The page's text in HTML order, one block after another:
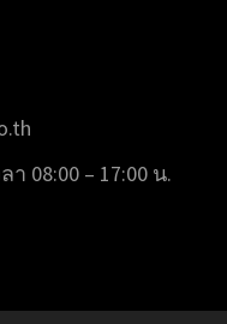
08:00 – 17:00 น.